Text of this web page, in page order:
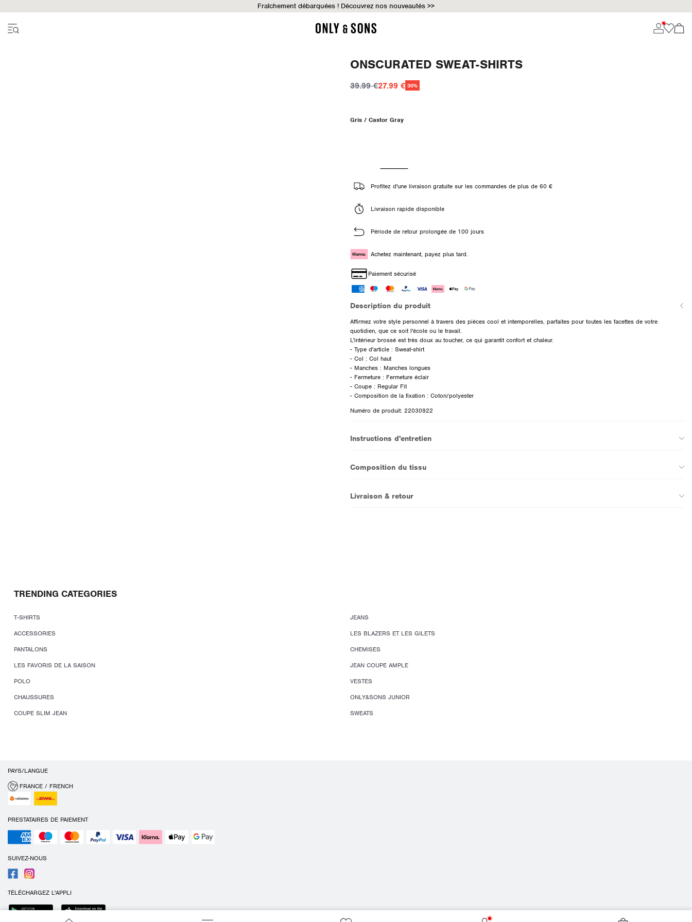
Fraîchement débarquées ! Découvrez nos nouveautés >>
ONSCURATED SWEAT-SHIRTS
39.99 €27.99 € 30%
Gris / Castor Gray
Profitez d'une livraison gratuite sur les commandes de plus de 60 €
Livraison rapide disponible
Période de retour prolongée de 100 jours
Achetez maintenant, payez plus tard.
Paiement sécurisé
Description du produit
Affirmez votre style personnel à travers des pièces cool et intemporelles, parfaites pour toutes les facettes de votre
quotidien, que ce soit l'école ou le travail.
L'intérieur brossé est très doux au toucher, ce qui garantit confort et chaleur.
- Type d'article : Sweat-shirt
- Col : Col haut
- Manches : Manches longues
- Fermeture : Fermeture éclair
- Coupe : Regular Fit
- Composition de la fixation : Coton/polyester
Numéro de produit: 22030922
Instructions d'entretien
Composition du tissu
Livraison & retour
TRENDING CATEGORIES
T-SHIRTS
JEANS
ACCESSORIES
LES BLAZERS ET LES GILETS
PANTALONS
CHEMISES
LES FAVORIS DE LA SAISON
JEAN COUPE AMPLE
POLO
VESTES
CHAUSSURES
ONLY&SONS JUNIOR
COUPE SLIM JEAN
SWEATS
PAYS/LANGUE
FRANCE / FRENCH
PRESTATAIRES DE PAIEMENT
SUIVEZ-NOUS
TÉLÉCHARGEZ L'APPLI